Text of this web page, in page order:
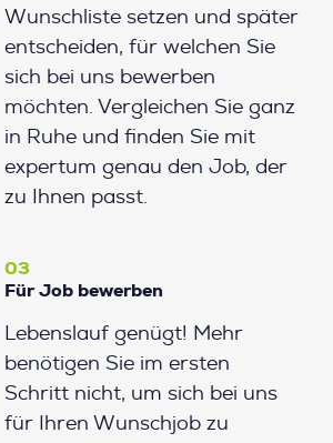
Wunschliste setzen und später
entscheiden, für welchen Sie
sich bei uns bewerben
möchten. Vergleichen Sie ganz
in Ruhe und finden Sie mit
expertum genau den Job, der
zu Ihnen passt.
03
Für Job bewerben
Lebenslauf genügt! Mehr
benötigen Sie im ersten
Schritt nicht, um sich bei uns
für Ihren Wunschjob zu